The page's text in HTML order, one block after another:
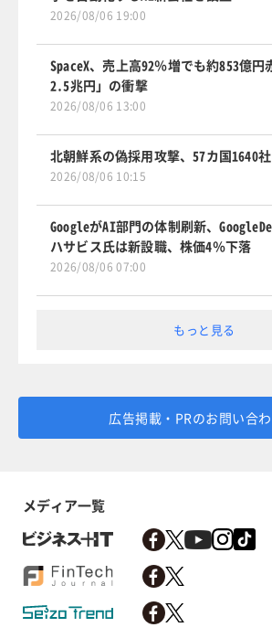
2026/08/06 19:00
SpaceX、売上高92％増でも約853億
2.5兆円」の衝撃
2026/08/06 13:00
北朝鮮系の偽採用攻撃、57カ国1640
2026/08/06 10:15
GoogleがAI部門の体制刷新、
ハサビス氏は新設職、株価4％下落
2026/08/06 07:00
もっと見る
広告掲載・PRのお問い合
メディア一覧